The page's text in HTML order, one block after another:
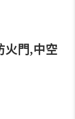
火門,中空